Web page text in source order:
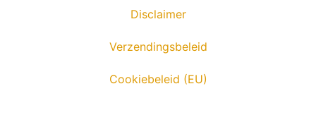
Disclaimer
Verzendingsbeleid
Cookiebeleid (EU)